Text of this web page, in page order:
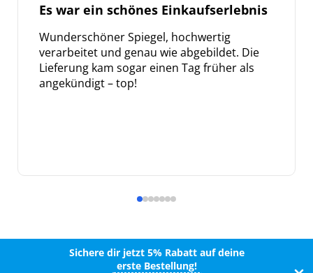
Es war ein schönes Einkaufserlebnis
Wunderschöner Spiegel, hochwertig
verarbeitet und genau wie abgebildet. Die
Lieferung kam sogar einen Tag früher als
angekündigt – top!
Sichere dir jetzt 5% Rabatt auf deine
erste Bestellung!